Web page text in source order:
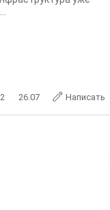
2 26.07 Написать